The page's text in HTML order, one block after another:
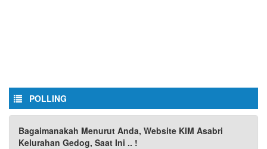
POLLING
Bagaimanakah Menurut Anda, Website KIM Asabri
Kelurahan Gedog, Saat Ini .. !